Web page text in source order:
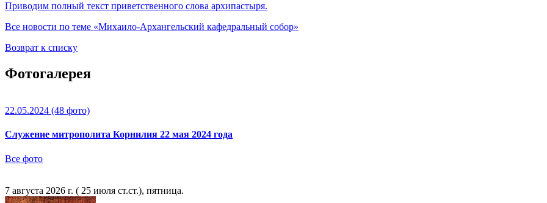
Приводим полный текст приветственного слова архипастыря.
Все новости по теме «Михаило-Архангельский кафедральный собор»
Возврат к списку
Фотогалерея
22.05.2024 (48 фото)
Служение митрополита Корнилия 22 мая 2024 года
Все фото
7 августа 2026 г. ( 25 июля ст.ст.), пятница.